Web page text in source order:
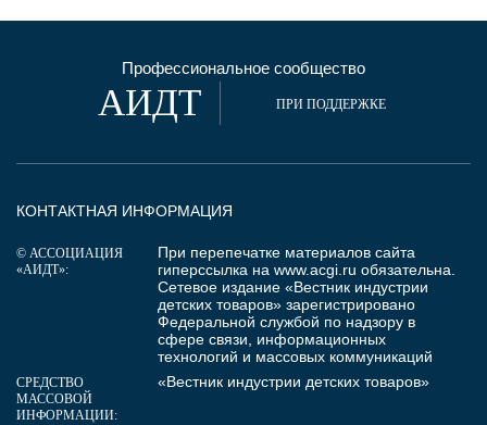
Профессиональное сообщество
АИДТ ПРИ ПОДДЕРЖКЕ
КОНТАКТНАЯ ИНФОРМАЦИЯ
© АССОЦИАЦИЯ
«АИДТ»:
При перепечатке материалов сайта
гиперссылка на www.acgi.ru обязательна.
Сетевое издание «Вестник индустрии
детских товаров» зарегистрировано
Федеральной службой по надзору в
сфере связи, информационных
технологий и массовых коммуникаций
СРЕДСТВО
МАССОВОЙ
ИНФОРМАЦИИ:
«Вестник индустрии детских товаров»